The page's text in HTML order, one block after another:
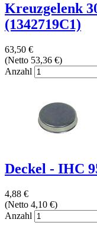
Kreuzgelenk
(1342719C1)
63,50 €
(Netto 53,36 €)
Anzahl
Deckel - IHC
4,88 €
(Netto 4,10 €)
Anzahl